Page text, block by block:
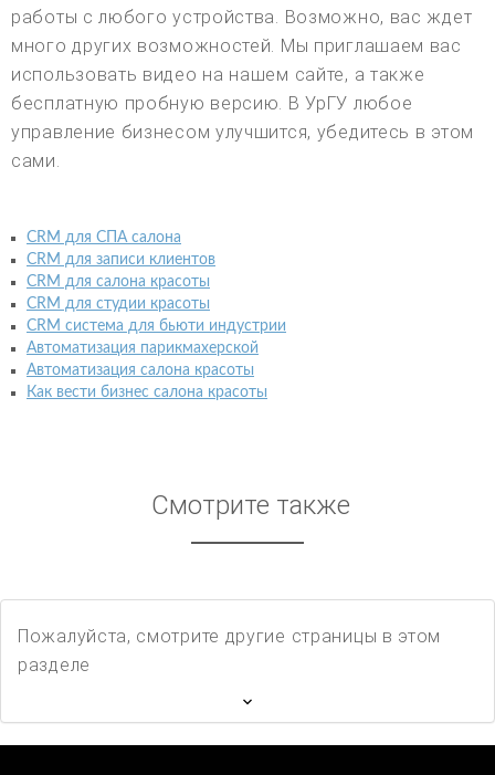
работы с любого устройства. Возможно, вас ждет
много других возможностей. Мы приглашаем вас
использовать видео на нашем сайте, а также
бесплатную пробную версию. В УрГУ любое
управление бизнесом улучшится, убедитесь в этом
сами.
CRM для СПА салона
CRM для записи клиентов
CRM для салона красоты
CRM для студии красоты
CRM система для бьюти индустрии
Автоматизация парикмахерской
Автоматизация салона красоты
Как вести бизнес салона красоты
Смотрите также
Пожалуйста, смотрите другие страницы в этом
разделе